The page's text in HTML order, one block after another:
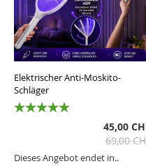
Elektrischer Anti-Moskito-
Schläger
45,00
69,00
Dieses Angebot endet in..